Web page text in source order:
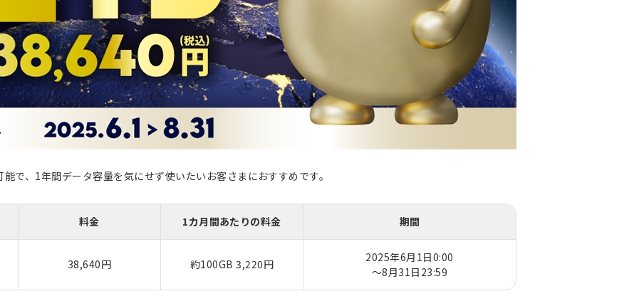
で、1年間データ容量を気にせず使いたいお客さまにおすすめです。
料金 1カ月間あたりの料金 期間
38,640円 約100GB 3,220円
2025年6月1日0:00
～8月31日23:59